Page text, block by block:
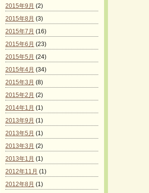
2015年9月 (2)
2015年8月 (3)
2015年7月 (16)
2015年6月 (23)
2015年5月 (24)
2015年4月 (34)
2015年3月 (8)
2015年2月 (2)
2014年1月 (1)
2013年9月 (1)
2013年5月 (1)
2013年3月 (2)
2013年1月 (1)
2012年11月 (1)
2012年8月 (1)